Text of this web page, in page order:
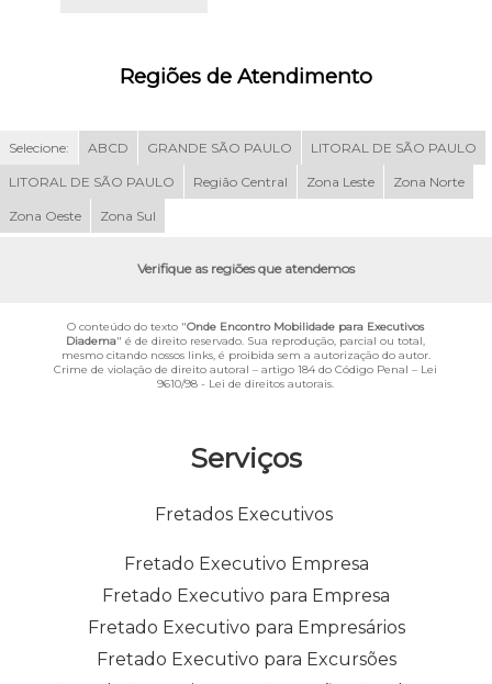
Serviços
Fretados Executivos
Fretado Executivo Empresa
Fretado Executivo para Empresa
Fretado Executivo para Empresários
Fretado Executivo para Excursões
Regiões de Atendimento
Selecione: ABCD GRANDE SÃO PAULO LITORAL DE SÃO PAULO
LITORAL DE SÃO PAULO Região Central Zona Leste Zona Norte
Zona Oeste Zona Sul
Verifique as regiões que atendemos
O conteúdo do texto "Onde Encontro Mobilidade para Executivos
Diadema" é de direito reservado. Sua reprodução, parcial ou total,
mesmo citando nossos links, é proibida sem a autorização do autor.
Crime de violação de direito autoral – artigo 184 do Código Penal – Lei
9610/98 - Lei de direitos autorais.